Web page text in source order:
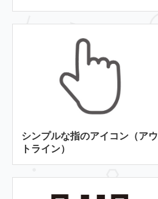
シンプルな指のアイコン（アウ
トライン）